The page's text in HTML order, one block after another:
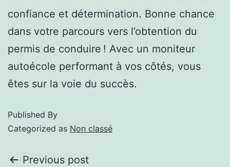
confiance et détermination. Bonne chance
dans votre parcours vers l’obtention du
permis de conduire ! Avec un moniteur
autoécole performant à vos côtés, vous
êtes sur la voie du succès.
Published By
Categorized as Non classé
Previous post